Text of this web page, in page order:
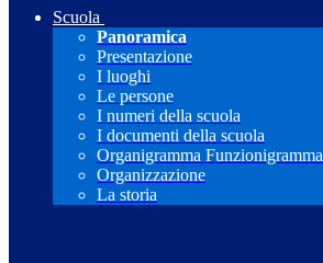
Scuola
Panoramica
Presentazione
I luoghi
Le persone
I numeri della scuola
I documenti della scuola
Organigramma Funzionigramma
Organizzazione
La storia